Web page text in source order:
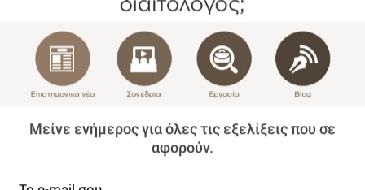
Βραχυπρόθεσμες επιδράσεις των Παραδοσιακών
Ελληνικών Γευμάτων στις Μεταγευματικές
γλυκαιμικές αντιδράσεις
Επιστημονικά Νέα
Μείνε ενήμερος για όλες τις εξελίξεις που σε
αφορούν.